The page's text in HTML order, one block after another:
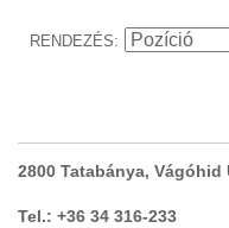
RENDEZÉS
2800 Tatabánya,
Tel.: +36 34